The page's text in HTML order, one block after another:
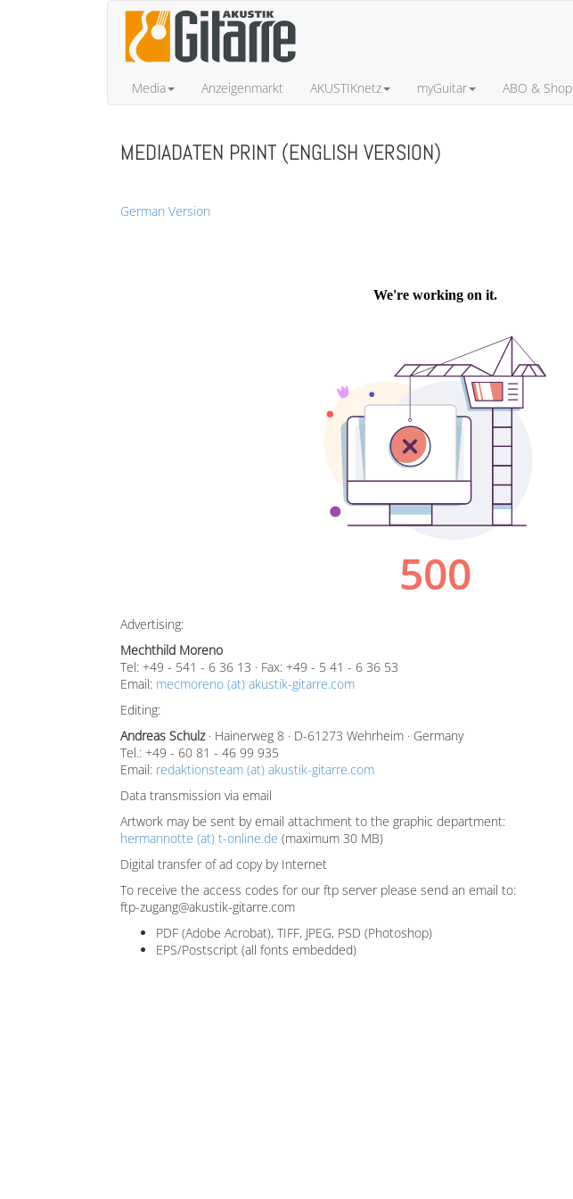
Media Anzeigenmarkt AKUSTIKnetz myGuitar ABO & Shop
MEDIADATEN PRINT (ENGLISH VERSION)
German Version
Advertising:
Mechthild Moreno
Tel: +49 - 541 - 6 36 13 · Fax: +49 - 5 41 - 6 36 53
Email: mecmoreno (at) akustik-gitarre.com
Editing:
Andreas Schulz· Hainerweg 8 · D-61273 Wehrheim · Germany
Tel.: +49 - 60 81 - 46 99 935
Email: redaktionsteam (at) akustik-gitarre.com
Data transmission via email
Artwork may be sent by email attachment to the graphic department:
hermannotte (at) t-online.de (maximum 30 MB)
Digital transfer of ad copy by Internet
To receive the access codes for our ftp server please send an email to:
ftp-zugang@akustik-gitarre.com
PDF (Adobe Acrobat), TIFF, JPEG, PSD (Photoshop)
EPS/Postscript (all fonts embedded)